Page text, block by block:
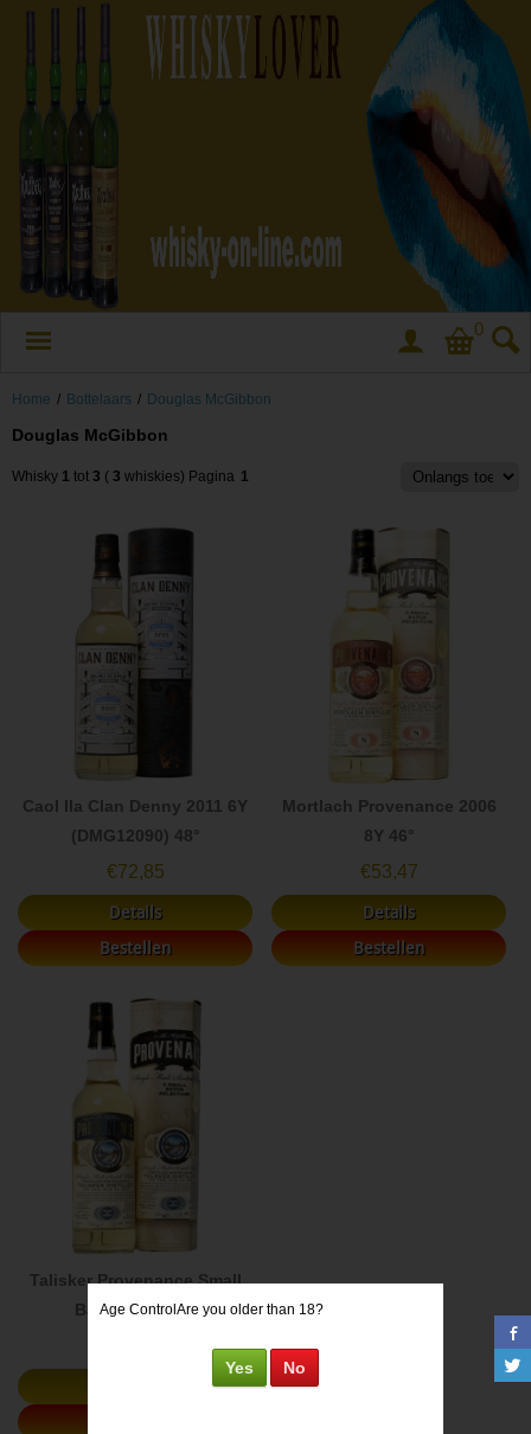
Age Control Are you older than 18?
Yes No
0
Home / Bottelaars / Douglas McGibbon
Douglas McGibbon
Whisky 1 tot 3 ( 3 whiskies) Pagina 1
Caol Ila Clan Denny 2011 6Y
(DMG12090) 48°
€72,85
Details
Bestellen
Mortlach Provenance 2006
8Y 46°
€53,47
Details
Bestellen
Talisker Provenance Small
Batch 2008 46°